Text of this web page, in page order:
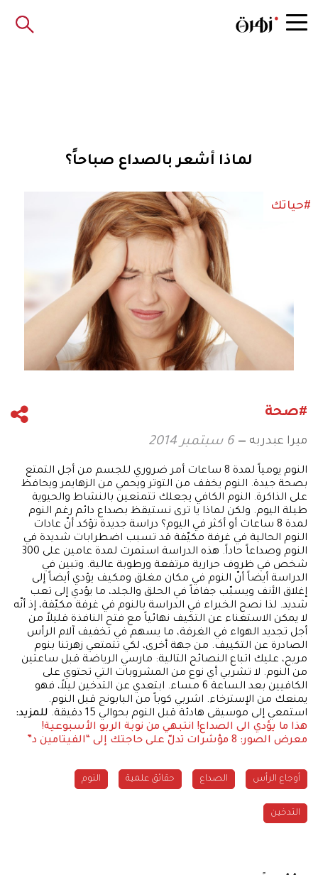
لماذا أشعر بالصداع صباحاً؟
#حياتك
#صحة
ميرا عبدربه 6 سبتمبر 2014
النوم يومياً لمدة 8 ساعات أمر ضروري للجسم من أجل التمتع
بصحة جيدة. النوم يخفف من التوتر ويحمي من الزهايمر ويحافظ
على الذاكرة. النوم الكافي يجعلك تتمتعين بالنشاط والحيوية
طيلة اليوم. ولكن لماذا يا ترى نستيقظ بصداع دائم رغم النوم
لمدة 8 ساعات أو أكثر في اليوم؟ دراسة جديدة تؤكد أنّ عادات
النوم الحالية في غرفة مكيّفة قد تسبب اضطرابات شديدة في
النوم وصداعاً حاداً. هذه الدراسة استمرت لمدة عامين على 300
شخص في ظروف حرارية مرتفعة ورطوبة عالية. وتبين في
الدراسة أيضاً أنّ النوم في مكان مغلق ومكيف يؤدي أيضاً إلى
إغلاق الأنف ويسبّب جفافاً في الحلق والجلد، ما يؤدي إلى تعب
شديد. لذا نصح الخبراء في الدراسة بالنوم في غرفة مكيّفة، إذ أنّه
لا يمكن الاستغناء عن التكيف نهائياً مع فتح النافذة قليلاً من
أجل تجديد الهواء في الغرفة، ما يسهم في تخفيف آلام الرأس
الصادرة عن التكييف. من جهة أخرى، لكي تتمتعي زهرتنا بنوم
مريح، عليك اتباع النصائح التالية: مارسي الرياضة قبل ساعتين
من النوم. لا تشربي أي نوع من المشروبات التي تحتوي على
الكافيين بعد الساعة 6 مساء. ابتعدي عن التدخين ليلاً، فهو
يمنعك من الإسترخاء. اشربي كوباً من البابونج قبل النوم.
استمعي إلى موسيقى هادئة قبل النوم بحوالي 15 دقيقة.
للمزيد:
هذا ما يؤدي الى الصداع! انتبهي من نوبة الربو الأسبوعية!
معرض الصور: 8 مؤشرات تدلّ على حاجتك إلى “الفيتامين د”
أوجاع الرأس الصداع حقائق علمية النوم
التدخين